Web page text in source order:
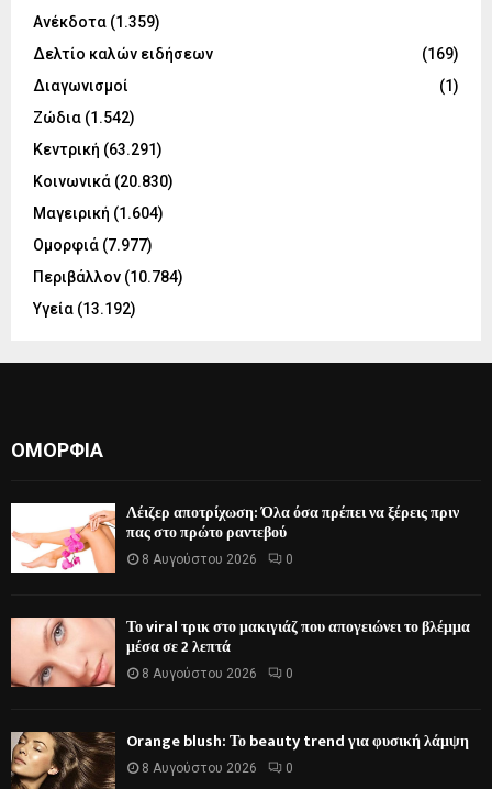
Ανέκδοτα (1.359)
Δελτίο καλών ειδήσεων
(169)
Διαγωνισμοί
(1)
Ζώδια (1.542)
Κεντρική (63.291)
Κοινωνικά (20.830)
Μαγειρική (1.604)
Ομορφιά (7.977)
Περιβάλλον (10.784)
Υγεία (13.192)
ΟΜΟΡΦΙΆ
Λέιζερ αποτρίχωση: Όλα όσα πρέπει να ξέρεις πριν
πας στο πρώτο ραντεβού
8 Αυγούστου 2026 0
Το viral τρικ στο μακιγιάζ που απογειώνει το βλέμμα
μέσα σε 2 λεπτά
8 Αυγούστου 2026 0
Orange blush: Το beauty trend για φυσική λάμψη
8 Αυγούστου 2026 0